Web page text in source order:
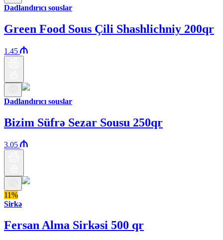
Dadlandırıcı souslar
Green Food Sous Çili Shashlichniy 200qr
1.45
Dadlandırıcı souslar
Bizim Süfrə Sezar Sousu 250qr
3.05
11%
Sirkə
Fersan Alma Sirkəsi 500 qr